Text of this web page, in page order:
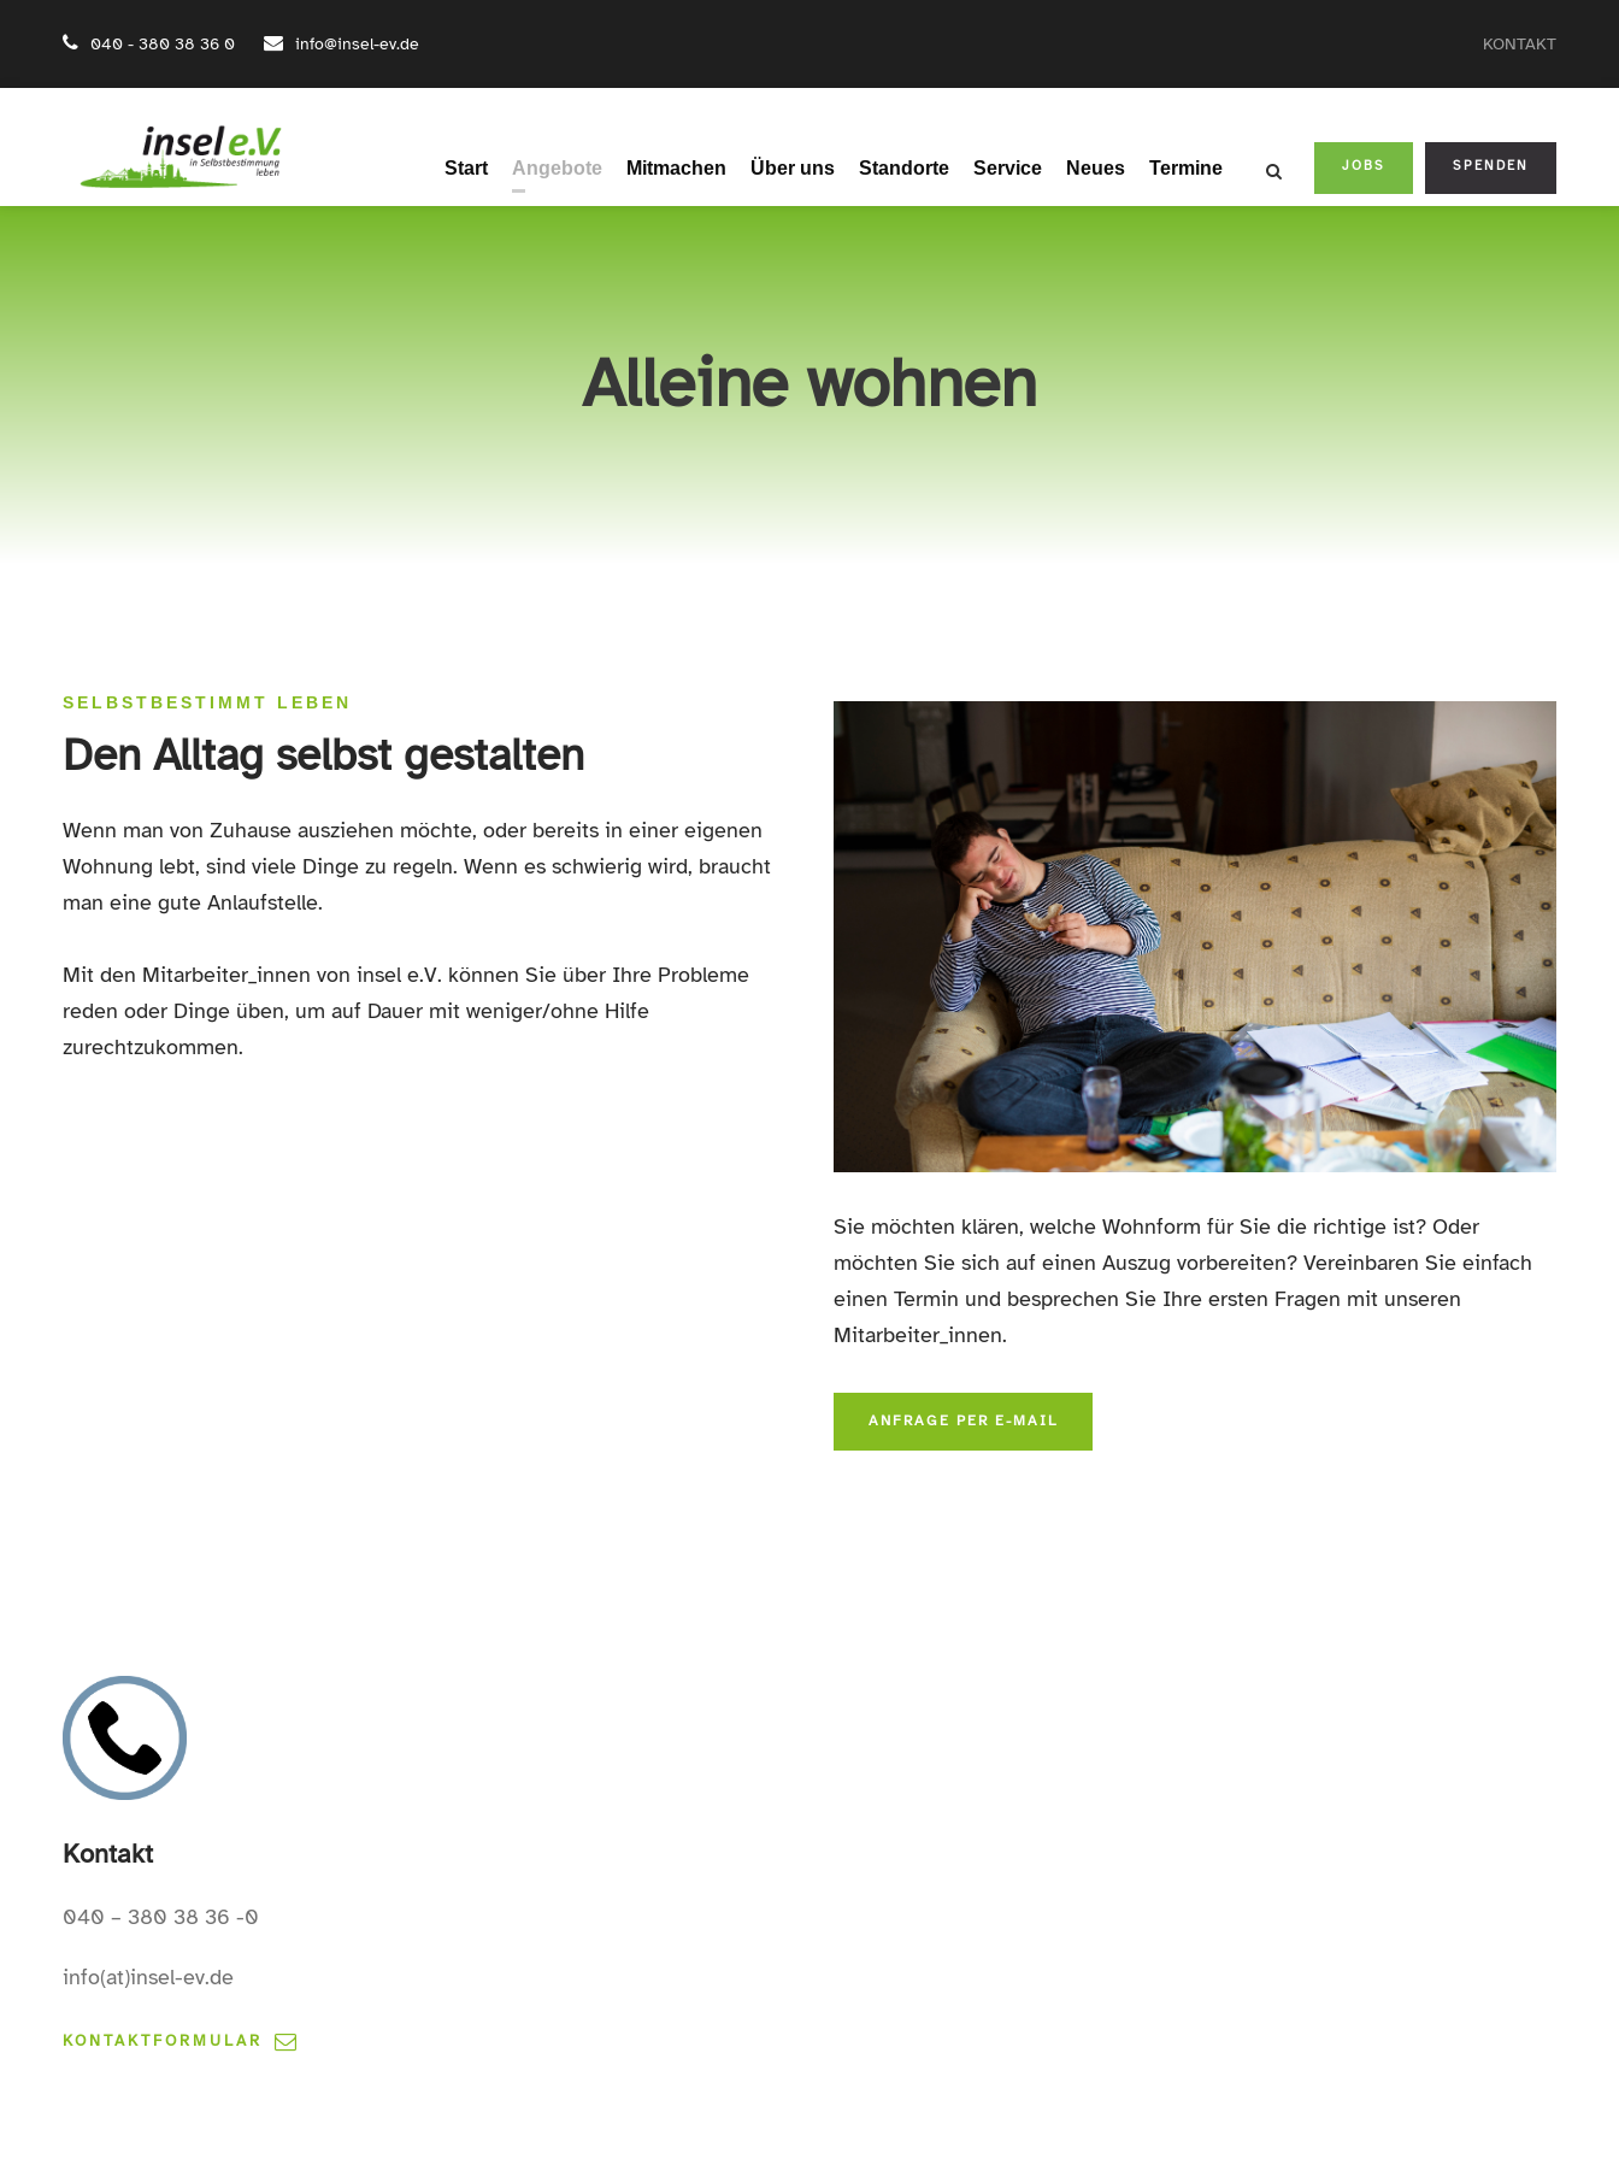
040 - 380 38 36 0 info@insel-ev.de KONTAKT
Start Angebote Mitmachen Über uns Standorte Service Neues Termine JOBS SPENDEN
Alleine wohnen
SELBSTBESTIMMT LEBEN
Den Alltag selbst gestalten
Wenn man von Zuhause ausziehen möchte, oder bereits in einer eigenen
Wohnung lebt, sind viele Dinge zu regeln. Wenn es schwierig wird, braucht
man eine gute Anlaufstelle.
Mit den Mitarbeiter_innen von insel e.V. können Sie über Ihre Probleme
reden oder Dinge üben, um auf Dauer mit weniger/ohne Hilfe
zurechtzukommen.
Sie möchten klären, welche Wohnform für Sie die richtige ist? Oder
möchten Sie sich auf einen Auszug vorbereiten? Vereinbaren Sie einfach
einen Termin und besprechen Sie Ihre ersten Fragen mit unseren
Mitarbeiter_innen.
ANFRAGE PER E-MAIL
Kontakt
040 – 380 38 36 -0
info(at)insel-ev.de
KONTAKTFORMULAR